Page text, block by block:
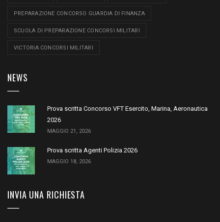
PREPARAZIONE CONCORSO GUARDIA DI FINANZA
SCUOLA DI PREPARAZIONE CONCORSI MILITARI
VICTORIA CONCORSI MILITARI
NEWS
Prova scritta Concorso VFT Esercito, Marina, Aeronautica
2026
MAGGIO 21, 2026
Prova scritta Agenti Polizia 2026
MAGGIO 18, 2026
INVIA UNA RICHIESTA